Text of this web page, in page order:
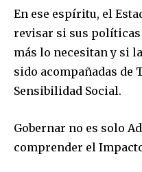
En ese espíritu, el
revisar si sus políticas
más lo necesitan y si
sido acompañadas de
Sensibilidad Social.
Gobernar no es solo
comprender el